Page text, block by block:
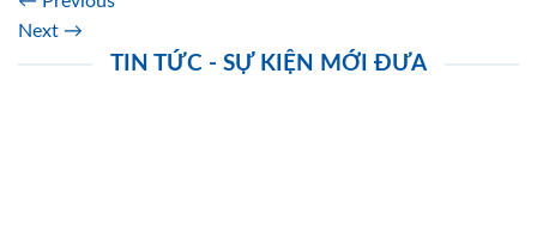
Next →
TIN TỨC - SỰ KIỆN MỚI ĐƯA